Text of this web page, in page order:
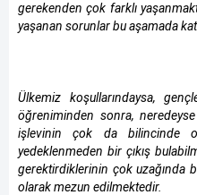
gerekenden çok farklı
yaşanan sorunlar bu aşamada
Ülkemiz koşullarındaysa,
öğreniminden sonra,
işlevinin çok da bilincinde
yedeklenmeden bir çıkış
gerektirdiklerinin çok uzağında
olarak mezun edilmektedir.